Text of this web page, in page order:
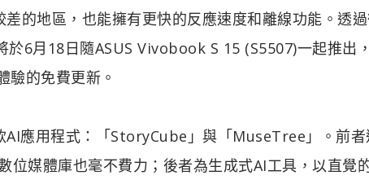
的地區，也能擁有更快的反應速度和離線功能。透
於6月18日隨ASUS Vivobook S 15 (S5507)一起推出
的免費更新。
AI應用程式：「StoryCube」與「MuseTree」。前者
位媒體庫也毫不費力；後者為生成式AI工具，以直覺